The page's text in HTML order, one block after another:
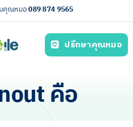
คุณหมอ089 874 9565
services)
ปรึกษาคุณหมอ
คือ